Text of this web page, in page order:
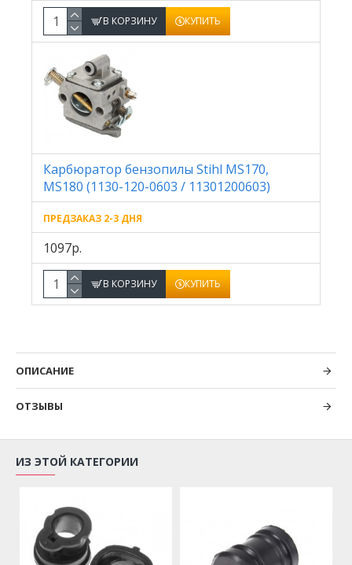
В КОРЗИНУ КУПИТЬ
Карбюратор бензопилы Stihl MS170,
MS180 (1130-120-0603 / 11301200603)
ПРЕДЗАКАЗ 2-3 ДНЯ
1097р.
В КОРЗИНУ КУПИТЬ
ОПИСАНИЕ
ОТЗЫВЫ
ИЗ ЭТОЙ КАТЕГОРИИ